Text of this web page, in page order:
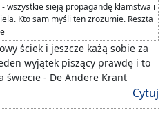
wszystkie sieją propagandę kłamstwa i
Kto sam myśli ten zrozumie. Reszta
ściek i jeszcze każą sobie za
wyjątek piszący prawdę i to
świecie - De Andere Krant
Cytuj